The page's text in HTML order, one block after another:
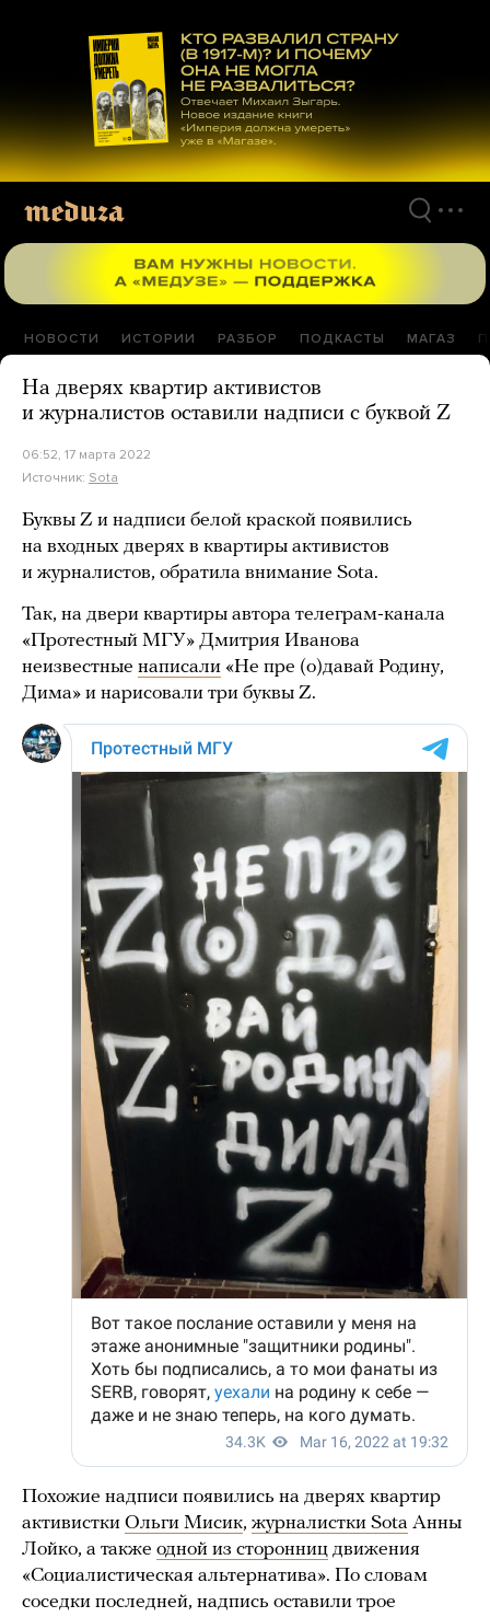
материалам
НОВОСТИ ИСТОРИИ РАЗБОР ПОДКАСТЫ МАГАЗ
На дверях квартир активистов
и журналистов оставили надписи с буквой Z
06:52, 17 марта 2022
Источник: Sota
Буквы Z и надписи белой краской появились
на входных дверях в квартиры активистов
и журналистов, обратила внимание Sota.
Так, на двери квартиры автора телеграм-канала
«Протестный МГУ» Дмитрия Иванова
неизвестные написали «Не пре (о)давай Родину,
Дима» и нарисовали три буквы Z.
Похожие надписи появились на дверях квартир
активистки Ольги Мисик, журналистки Sota Анны
Лойко, а также одной из сторонниц движения
«Социалистическая альтернатива». По словам
соседки последней, надпись оставили трое